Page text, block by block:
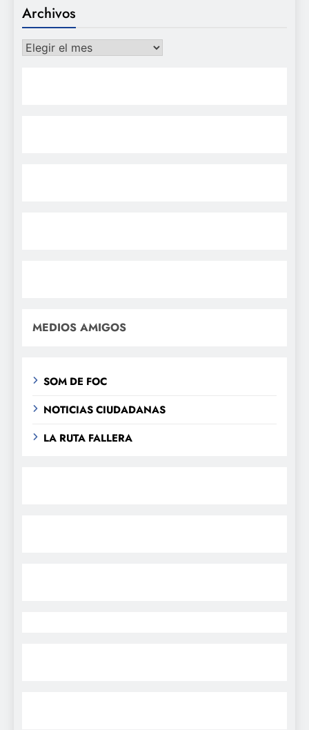
Archivos
Archivos
MEDIOS AMIGOS
SOM DE FOC
NOTICIAS CIUDADANAS
LA RUTA FALLERA